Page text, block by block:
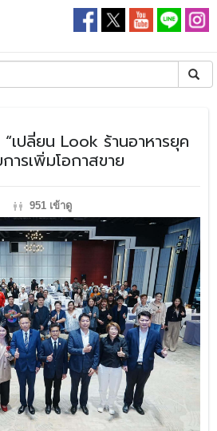
ปลี่ยน Look ร้านอาหารยุค
ารเพิ่มโอกาสขาย
951 เข้าดู